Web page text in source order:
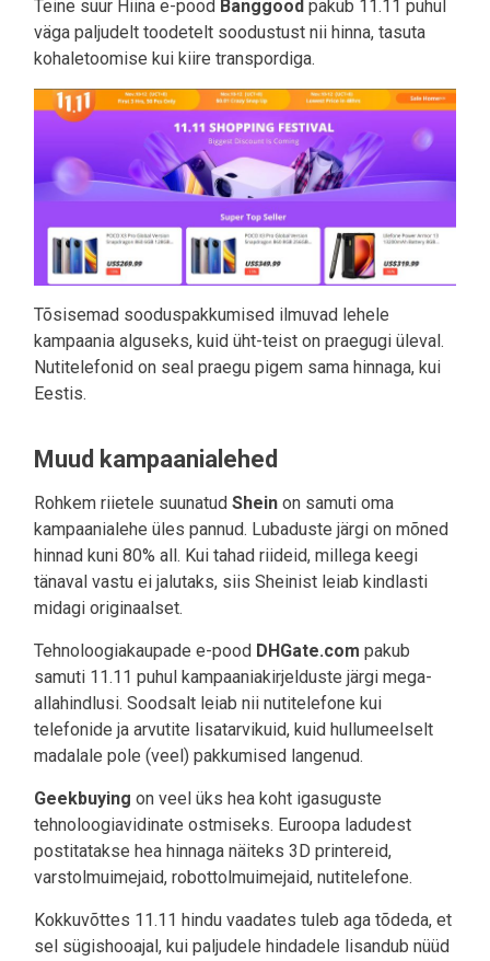
Teine suur Hiina e-pood Banggood pakub 11.11 puhul
väga paljudelt toodetelt soodustust nii hinna, tasuta
kohaletoomise kui kiire transpordiga.
Tõsisemad sooduspakkumised ilmuvad lehele
kampaania alguseks, kuid üht-teist on praegugi üleval.
Nutitelefonid on seal praegu pigem sama hinnaga, kui
Eestis.
Muud kampaanialehed
Rohkem riietele suunatud Shein on samuti oma
kampaanialehe üles pannud. Lubaduste järgi on mõned
hinnad kuni 80% all. Kui tahad riideid, millega keegi
tänaval vastu ei jalutaks, siis Sheinist leiab kindlasti
midagi originaalset.
Tehnoloogiakaupade e-pood DHGate.com pakub
samuti 11.11 puhul kampaaniakirjelduste järgi mega-
allahindlusi. Soodsalt leiab nii nutitelefone kui
telefonide ja arvutite lisatarvikuid, kuid hullumeelselt
madalale pole (veel) pakkumised langenud.
Geekbuying on veel üks hea koht igasuguste
tehnoloogiavidinate ostmiseks. Euroopa ladudest
postitatakse hea hinnaga näiteks 3D printereid,
varstolmuimejaid, robottolmuimejaid, nutitelefone.
Kokkuvõttes 11.11 hindu vaadates tuleb aga tõdeda, et
sel sügishooajal, kui paljudele hindadele lisandub nüüd